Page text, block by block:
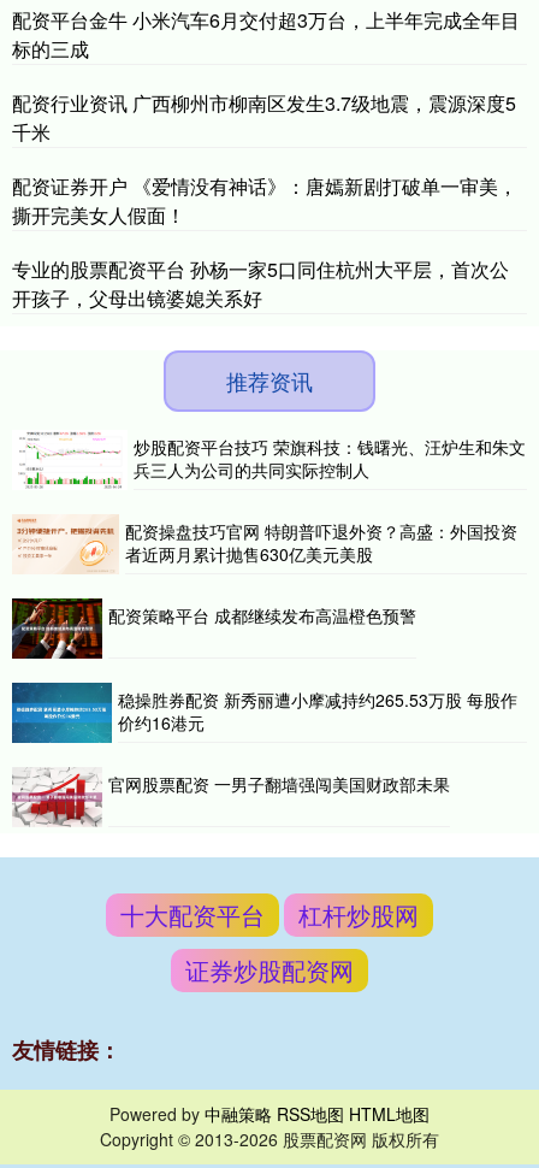
配资平台金牛 小米汽车6月交付超3万台，上半年完成全年目
标的三成
配资行业资讯 广西柳州市柳南区发生3.7级地震，震源深度5
千米
配资证券开户 《爱情没有神话》：唐嫣新剧打破单一审美，
撕开完美女人假面！
专业的股票配资平台 孙杨一家5口同住杭州大平层，首次公
开孩子，父母出镜婆媳关系好
推荐资讯
炒股配资平台技巧 荣旗科技：钱曙光、汪炉生和朱文
兵三人为公司的共同实际控制人
配资操盘技巧官网 特朗普吓退外资？高盛：外国投资
者近两月累计抛售630亿美元美股
配资策略平台 成都继续发布高温橙色预警
稳操胜券配资 新秀丽遭小摩减持约265.53万股 每股作
价约16港元
官网股票配资 一男子翻墙强闯美国财政部未果
十大配资平台
杠杆炒股网
证券炒股配资网
友情链接：
Powered by 中融策略 RSS地图 HTML地图
Copyright © 2013-2026 股票配资网 版权所有